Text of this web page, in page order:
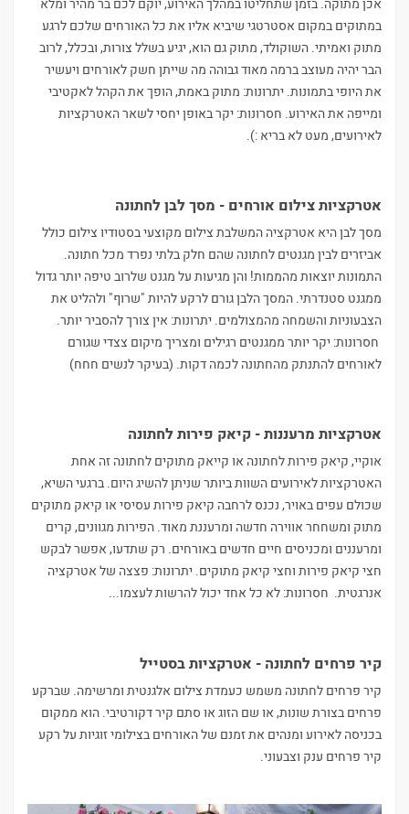
אכן מתוקה. בזמן שתחליטו במהלך האירוע, יוקם לכם בר מהיר ומלא
במתוקים במקום אסטרטגי שיביא אליו את כל האורחים שלכם לרגע
מתוק ואמיתי. השוקולד, מתוק גם הוא, יגיע בשלל צורות, ובכלל, לרוב
הבר יהיה מעוצב ברמה מאוד גבוהה מה שייתן חשק לאורחים ויעשיר
את היופי בתמונות. יתרונות: מתוק באמת, הופך את הקהל לאקטיבי
ומייפה את האירוע. חסרונות: יקר באופן יחסי לשאר האטרקציות
לאירועים, מעט לא בריא :).
אטרקציות צילום אורחים - מסך לבן לחתונה
מסך לבן היא אטרקציה המשלבת צילום מקוצעי בסטודיו צילום כולל
אביזרים לבין מגנטים לחתונה שהם חלק בלתי נפרד מכל חתונה.
התמונות יוצאות מהממות! והן מגיעות על מגנט שלרוב טיפה יותר גדול
ממגנט סטנדרתי. המסך הלבן גורם לרקע להיות "שרוף" ולהליט את
הצבעוניות והשמחה מהמצולמים. יתרונות: אין צורך להסביר יותר.
חסרונות: יקר יותר ממגנטים רגילים ומצריך מיקום צצדי שגורם
לאורחים להתנתק מהחתונה לכמה דקות. (בעיקר לנשים חחח)
אטרקציות מרעננות - קיאק פירות לחתונה
אוקיי, קיאק פירות לחתונה או קייאק מתוקים לחתונה זה אחת
האטרקציות לאירועים השוות ביותר שניתן להשיג היום. ברגעי השיא,
שכולם עפים באויר, נכנס לרחבה קיאק פירות עסיסי או קיאק מתוקים
מתוק ומשחחר אווירה חדשה ומרעננת מאוד. הפירות מגוונים, קרים
ומרעננים ומכניסים חיים חדשים באורחים. רק שתדעו, אפשר לבקש
חצי קיאק פירות וחצי קיאק מתוקים. יתרונות: פצצה של אטרקציה
אנרגטית. חסרונות: לא כל אחד יכול להרשות לעצמו...
קיר פרחים לחתונה - אטרקציות בסטייל
קיר פרחים לחתונה משמש כעמדת צילום אלגנטית ומרשימה. שברקע
פרחים בצורת שונות, או שם הזוג או סתם קיר דקורטיבי. הוא ממקום
בכניסה לאירוע ומנהים את זמנם של האורחים בצילומי זוגיות על רקע
קיר פרחים ענק וצבעוני.